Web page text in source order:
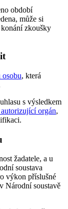
období
může si
zkoušky
osobu, která
s výsledkem
orgán,
žadatele, a u
soustava
výkon příslušné
Národní soustavě